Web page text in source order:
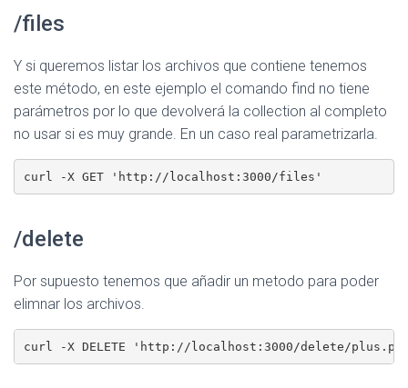
/files
Y si queremos listar los archivos que contiene tenemos
este método, en este ejemplo el comando find no tiene
parámetros por lo que devolverá la collection al completo
no usar si es muy grande. En un caso real parametrizarla.
/delete
Por supuesto tenemos que añadir un metodo para poder
elimnar los archivos.